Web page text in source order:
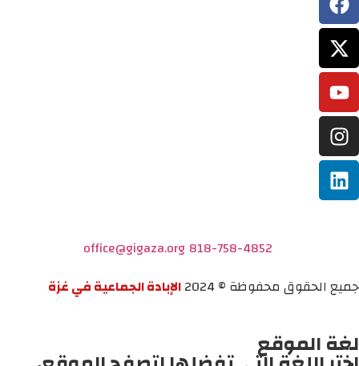
818-758-4852
office@gigaza.org
جميع الحقوق محفوظة © 2024
الإبادة الجماعية في غزة
لغة الموقع